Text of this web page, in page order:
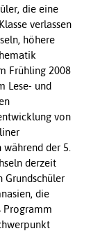
die eine
verlassen
höhere
Frühling 2008
Lese- und
von
der 5.
derzeit
Grundschüler
die
Programm